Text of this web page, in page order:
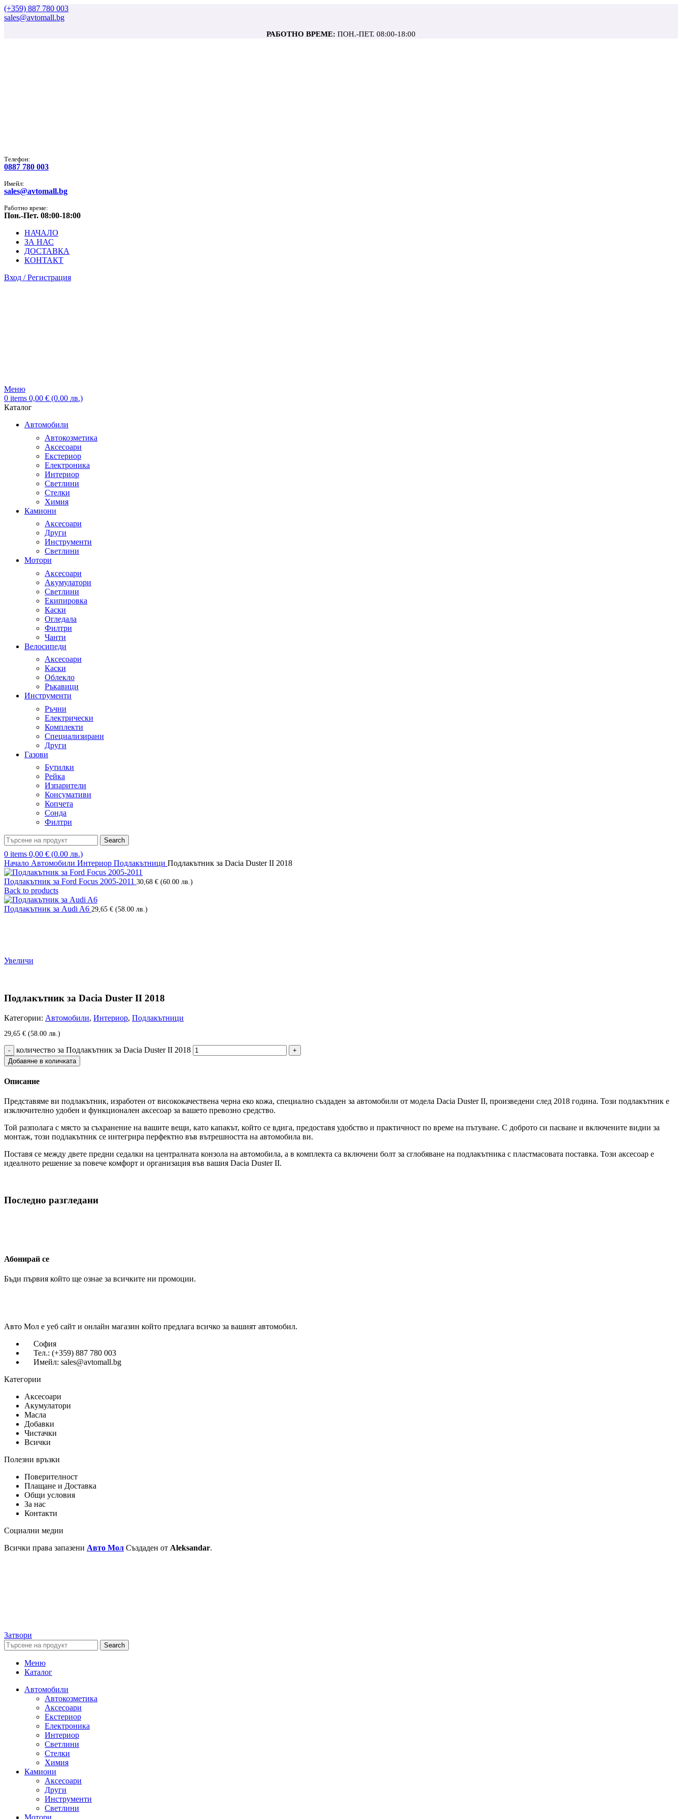
(+359) 887 780 003
sales@avtomall.bg
РАБОТНО ВРЕМЕ: ПОН.-ПЕТ. 08:00-18:00
Tелефон:
0887 780 003
Имейл:
sales@avtomall.bg
Работно време:
Пон.-Пет. 08:00-18:00
НАЧАЛО
ЗА НАС
ДОСТАВКА
КОНТАКТ
Вход / Регистрация
Меню
0 items 0,00 € (0.00 лв.)
Каталог
Автомобили
Автокозметика
Аксесоари
Екстериор
Електроника
Интериор
Светлини
Стелки
Химия
Камиони
Аксесоари
Други
Инструменти
Светлини
Мотори
Аксесоари
Акумулатори
Светлини
Екипировка
Каски
Огледала
Филтри
Чанти
Велосипеди
Аксесоари
Каски
Облекло
Ръкавици
Инструменти
Ръчни
Електрически
Комплекти
Специализирани
Други
Газови
Бутилки
Рейка
Изпарители
Консумативи
Копчета
Сонда
Филтри
Search
0 items 0,00 € (0.00 лв.)
Начало Автомобили Интериор Подлакътници Подлакътник за Dacia Duster II 2018
Подлакътник за Ford Focus 2005-2011 30,68 € (60.00 лв.)
Back to products
Подлакътник за Audi A6 29,65 € (58.00 лв.)
Увеличи
Подлакътник за Dacia Duster II 2018
Категории: Автомобили, Интериор, Подлакътници
29,65 € (58.00 лв.)
количество за Подлакътник за Dacia Duster II 2018
Добавяне в количката
Описание
Представяме ви подлакътник, изработен от висококачествена черна еко кожа, специално създаден за автомобили от модела Dacia Duster II, произведени след 2018 година. Този подлакътник е
изключително удобен и функционален аксесоар за вашето превозно средство.
Той разполага с място за съхранение на вашите вещи, като капакът, който се вдига, предоставя удобство и практичност по време на пътуване. С доброто си пасване и включените видии за
монтаж, този подлакътник се интегрира перфектно във вътрешността на автомобила ви.
Поставя се между двете предни седалки на централната конзола на автомобила, а в комплекта са включени болт за сглобяване на подлакътника с пластмасовата поставка. Този аксесоар е
идеалното решение за повече комфорт и организация във вашия Dacia Duster II.
Последно разгледани
Абонирай се
Бъди първия който ще ознае за всичките ни промоции.
Авто Мол е уеб сайт и онлайн магазин който предлага всичко за вашият автомобил.
София
Тел.: (+359) 887 780 003
Имейл: sales@avtomall.bg
Категории
Аксесоари
Акумулатори
Масла
Добавки
Чистачки
Всички
Полезни връзки
Поверителност
Плащане и Доставка
Общи условия
За нас
Контакти
Социални медии
Всички права запазени Авто Мол Създаден от Aleksandar.
Затвори
Search
Меню
Каталог
Автомобили
Автокозметика
Аксесоари
Екстериор
Електроника
Интериор
Светлини
Стелки
Химия
Камиони
Аксесоари
Други
Инструменти
Светлини